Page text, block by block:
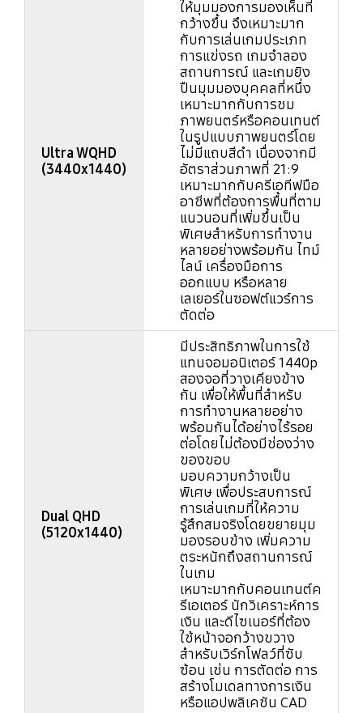
Ultra WQHD
(3440x1440)
ให้มุมมองการมองเห็นที่
กว้างขึ้น จึงเหมาะมาก
กับการเล่นเกมประเภท
การแข่งรถ เกมจำลอง
สถานการณ์ และเกมยิง
ปืนมุมมองบุคคลที่หนึ่ง
เหมาะมากกับการชม
ภาพยนตร์หรือคอนเทนต์
ในรูปแบบภาพยนตร์โดย
ไม่มีแถบสีดำ เนื่องจากมี
อัตราส่วนภาพที่ 21:9
เหมาะมากกับครีเอทีฟมือ
อาชีพที่ต้องการพื้นที่ตาม
แนวนอนที่เพิ่มขึ้นเป็น
พิเศษสำหรับการทำงาน
หลายอย่างพร้อมกัน ไทม์
ไลน์ เครื่องมือการ
ออกแบบ หรือหลาย
เลเยอร์ในซอฟต์แวร์การ
ตัดต่อ
Dual QHD
(5120x1440)
มีประสิทธิภาพในการใช้
แทนจอมอนิเตอร์ 1440p
สองจอที่วางเคียงข้าง
กัน เพื่อให้พื้นที่สำหรับ
การทำงานหลายอย่าง
พร้อมกันได้อย่างไร้รอย
ต่อโดยไม่ต้องมีช่องว่าง
ของขอบ
มอบความกว้างเป็น
พิเศษ เพื่อประสบการณ์
การเล่นเกมที่ให้ความ
รู้สึกสมจริงโดยขยายมุม
มองรอบข้าง เพิ่มความ
ตระหนักถึงสถานการณ์
ในเกม
เหมาะมากกับคอนเทนต์ค
รีเอเตอร์ นักวิเคราะห์การ
เงิน และดีไซเนอร์ที่ต้อง
ใช้หน้าจอกว้างขวาง
สำหรับเวิร์กโฟลว์ที่ซับ
ซ้อน เช่น การตัดต่อ การ
สร้างโมเดลทางการเงิน
หรือแอปพลิเคชัน CAD